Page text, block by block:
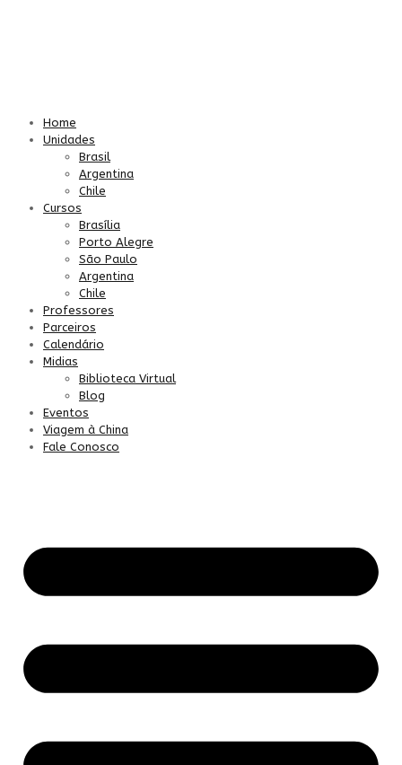
Home
Unidades
Brasil
Argentina
Chile
Cursos
Brasília
Porto Alegre
São Paulo
Argentina
Chile
Professores
Parceiros
Calendário
Midias
Biblioteca Virtual
Blog
Eventos
Viagem à China
Fale Conosco